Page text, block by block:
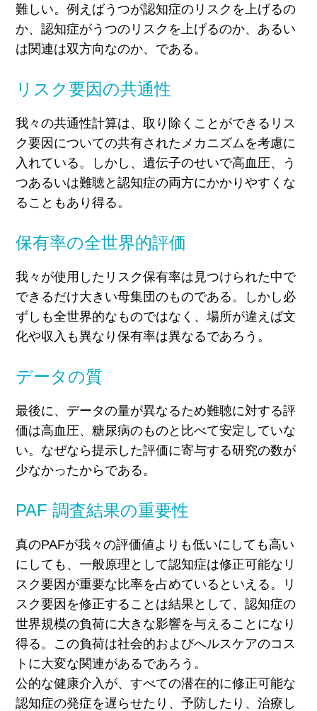
難しい。例えばうつが認知症のリスクを上げるの
か、認知症がうつのリスクを上げるのか、あるい
は関連は双方向なのか、である。
リスク要因の共通性
我々の共通性計算は、取り除くことができるリス
ク要因についての共有されたメカニズムを考慮に
入れている。しかし、遺伝子のせいで高血圧、う
つあるいは難聴と認知症の両方にかかりやすくな
ることもあり得る。
保有率の全世界的評価
我々が使用したリスク保有率は見つけられた中で
できるだけ大きい母集団のものである。しかし必
ずしも全世界的なものではなく、場所が違えば文
化や収入も異なり保有率は異なるであろう。
データの質
最後に、データの量が異なるため難聴に対する評
価は高血圧、糖尿病のものと比べて安定していな
い。なぜなら提示した評価に寄与する研究の数が
少なかったからである。
PAF 調査結果の重要性
真のPAFが我々の評価値よりも低いにしても高い
にしても、一般原理として認知症は修正可能なリ
スク要因が重要な比率を占めているといえる。リ
スク要因を修正することは結果として、認知症の
世界規模の負荷に大きな影響を与えることになり
得る。この負荷は社会的およびへルスケアのコス
トに大変な関連があるであろう。
公的な健康介入が、すべての潜在的に修正可能な
認知症の発症を遅らせたり、予防したり、治療し